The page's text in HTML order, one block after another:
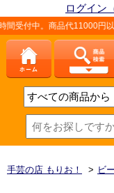
ログイン
中。商品代11000円以上
手芸の店 もりお！ > ビ